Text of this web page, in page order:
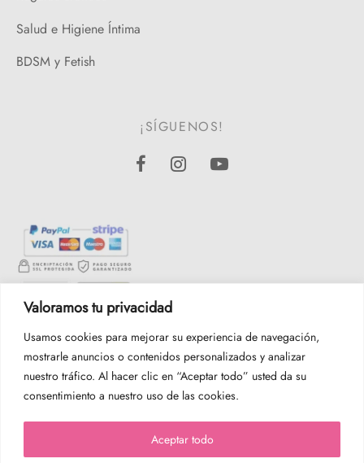
Valoramos tu privacidad
Usamos cookies para mejorar su experiencia de navegación,
mostrarle anuncios o contenidos personalizados y analizar
nuestro tráfico. Al hacer clic en “Aceptar todo” usted da su
consentimiento a nuestro uso de las cookies.
Aceptar todo
Salud e Higiene Íntima
BDSM y Fetish
¡SÍGUENOS!